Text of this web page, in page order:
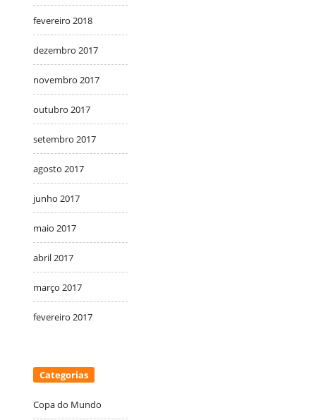
fevereiro 2018
dezembro 2017
novembro 2017
outubro 2017
setembro 2017
agosto 2017
junho 2017
maio 2017
abril 2017
março 2017
fevereiro 2017
Categorias
Copa do Mundo